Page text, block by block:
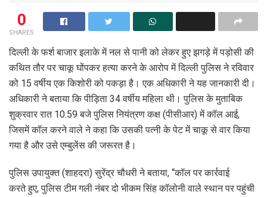
0
SHARES
दिल्ली के फर्श बाजार इलाके में नल से पानी को लेकर हुए झगड़े में पड़ोसी की
कथित तौर पर चाकू घोंपकर हत्या करने के आरोप में दिल्ली पुलिस ने रविवार
को 15 वर्षीय एक किशोरी को पकड़ा है। एक अधिकारी ने यह जानकारी दी।
अधिकारी ने बताया कि पीड़िता 34 वर्षीय महिला थी। पुलिस के मुताबिक
शुक्रवार रात 10.59 बजे पुलिस नियंत्रण कक्ष (पीसीआर) में कॉल आई,
जिसमें कॉल करने वाले ने कहा कि उसकी पत्नी के पेट में चाकू से वार किया
गया है और उसे एम्बुलेंस की जरूरत है।
पुलिस उपायुक्त (शाहदरा) सुरेंद्र चौधरी ने बताया, ‘‘कॉल पर कार्रवाई
करते हुए, पुलिस टीम गली नंबर दो भीकम सिंह कॉलोनी वाले स्थान पर पहुंची